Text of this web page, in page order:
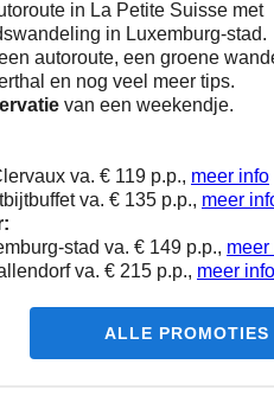
in La Petite Suisse met
in Luxemburg-stad.
autoroute, een groene
en nog veel meer tips.
van een weekendje.
va. € 119 p.p., meer info
va. € 135 p.p., meer
stad va. € 149 p.p., meer
va. € 215 p.p., meer info
ALLE PROMOTIES